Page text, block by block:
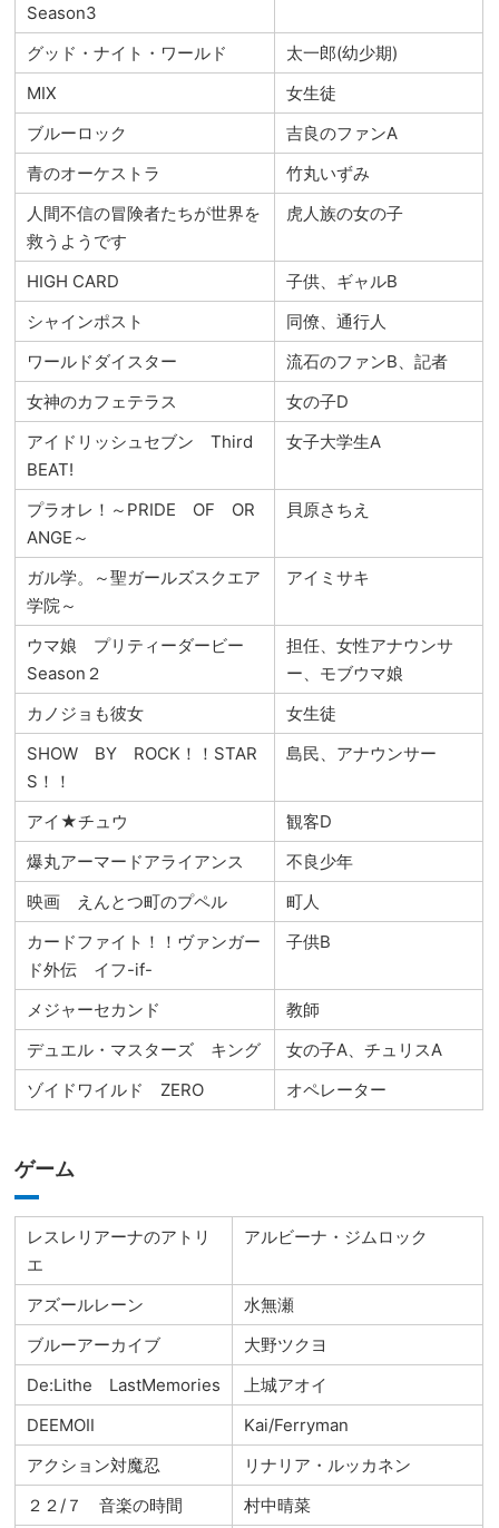
Season3
グッド・ナイト・ワールド
太一郎(幼少期)
MIX
女生徒
ブルーロック
吉良のファンA
青のオーケストラ
竹丸いずみ
人間不信の冒険者たちが世界を
救うようです
虎人族の女の子
HIGH CARD
子供、ギャルB
シャインポスト
同僚、通行人
ワールドダイスター
流石のファンB、記者
女神のカフェテラス
女の子D
アイドリッシュセブン Third
BEAT!
女子大学生A
プラオレ！～PRIDE OF OR
ANGE～
貝原さちえ
ガル学。～聖ガールズスクエア
学院～
アイミサキ
ウマ娘 プリティーダービー
Season２
担任、女性アナウンサ
ー、モブウマ娘
カノジョも彼女
女生徒
SHOW BY ROCK！！STAR
S！！
島民、アナウンサー
アイ★チュウ
観客D
爆丸アーマードアライアンス
不良少年
映画 えんとつ町のプペル
町人
カードファイト！！ヴァンガー
ド外伝 イフ-if-
子供B
メジャーセカンド
教師
デュエル・マスターズ キング
女の子A、チュリスA
ゾイドワイルド ZERO
オペレーター
ゲーム
レスレリアーナのアトリ
エ
アルビーナ・ジムロック
アズールレーン
水無瀬
ブルーアーカイブ
大野ツクヨ
De:Lithe LastMemories
上城アオイ
DEEMOⅡ
Kai/Ferryman
アクション対魔忍
リナリア・ルッカネン
２２/７ 音楽の時間
村中晴菜